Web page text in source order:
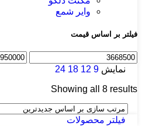
وایر شمع
فیلتر بر اساس قیمت
حداقل
قیمت
حداكثر
نمایش 9
12
18
24
Showing all 8 results
latest
فیلتر محصولات